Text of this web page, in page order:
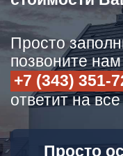
Просто
позвоните
+7 (343) 351-
ответит на
Просто